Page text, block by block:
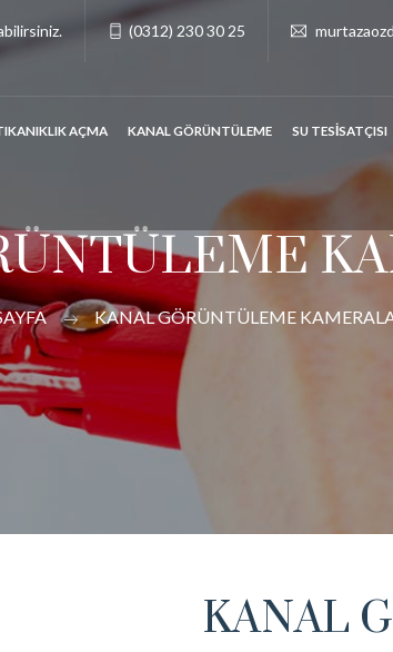
(0312) 230 30 25
AÇMA KANAL GÖRÜNTÜLEME SU TESİSATÇISI
KANAL GÖRÜNTÜLEME
KANAL